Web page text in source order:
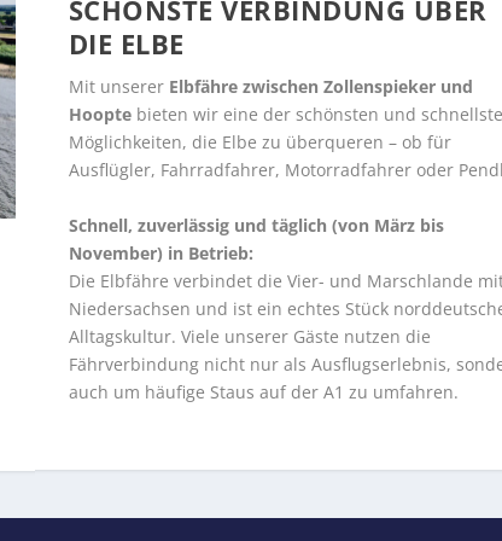
SCHÖNSTE VERBINDUNG ÜBER
DIE ELBE
Mit unserer Elbfähre zwischen Zollenspieker und
Hooptebieten wir eine der schönsten und
Möglichkeiten, die Elbe zu überqueren – ob für
Ausflügler, Fahrradfahrer, Motorradfahrer oder
Schnell, zuverlässig und täglich (von März bis
November) in Betrieb:
Die Elbfähre verbindet die Vier- und Marschlande
Niedersachsen und ist ein echtes Stück
Alltagskultur. Viele unserer Gäste nutzen die
Fährverbindung nicht nur als Ausflugserlebnis,
auch um häufige Staus auf der A1 zu umfahren.